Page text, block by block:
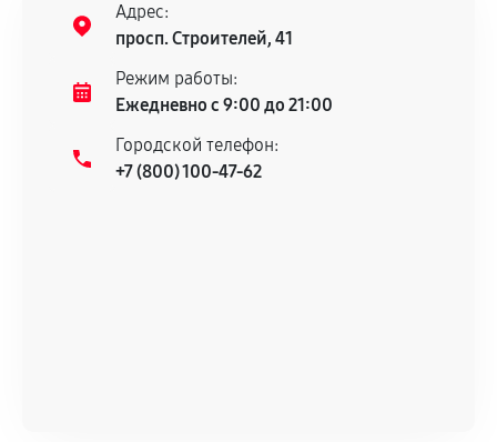
Адрес:
просп. Строителей, 41
Режим работы:
Ежедневно с 9:00 до 21:00
Городской телефон:
+7 (800) 100-47-62